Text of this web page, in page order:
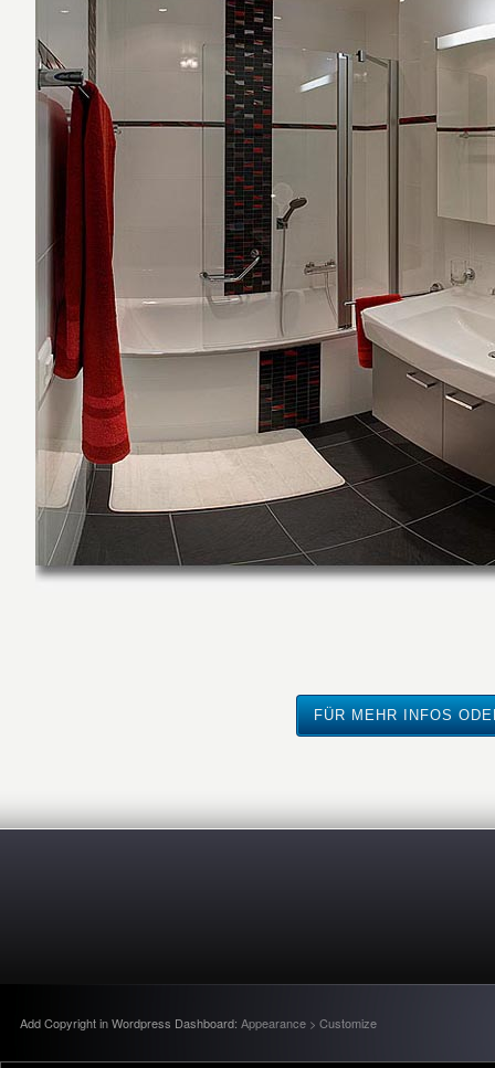
FÜR MEHR INFOS
Add Copyright in Wordpress Dashboard: Appearance > Customize